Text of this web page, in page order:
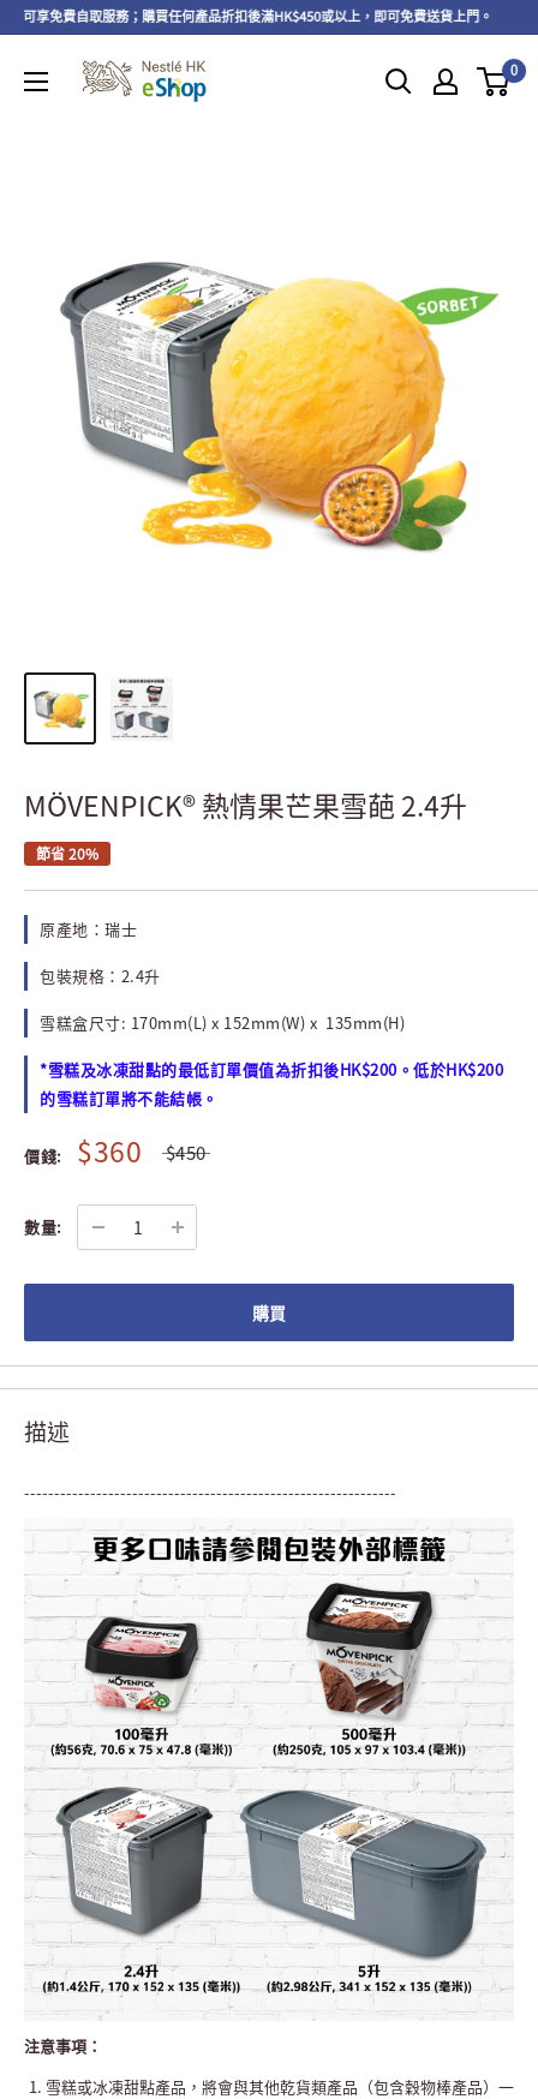
可享免費自取服務；購買任何產品折扣後滿HK$450或以上，即可免費送貨上門。
0
MÖVENPICK® 熱情果芒果雪葩 2.4升
節省 20%
原產地：瑞士
包裝規格：2.4升
雪糕盒尺寸: 170mm(L) x 152mm(W) x 135mm(H)
*雪糕及冰凍甜點的最低訂單價值為折扣後HK$200。低於HK$200
的雪糕訂單將不能結帳。
價錢: $360 $450
數量:
購買
描述
--------------------------------------------------------------
注意事項：
雪糕或冰凍甜點產品，將會與其他乾貨類產品（包含穀物棒產品）一